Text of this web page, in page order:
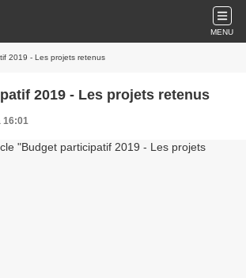
MENU
2019 - Les projets retenus
2019 - Les projets retenus
16:01